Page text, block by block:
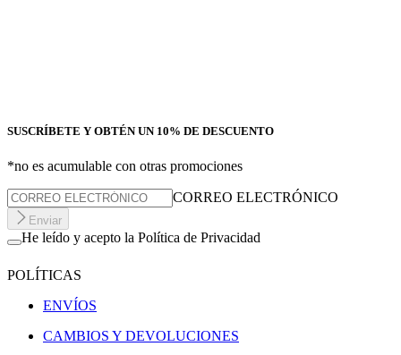
SUSCRÍBETE Y OBTÉN UN 10% DE DESCUENTO
*no es acumulable con otras promociones
CORREO ELECTRÓNICO
Enviar
He leído y acepto la Política de Privacidad
POLÍTICAS
ENVÍOS
CAMBIOS Y DEVOLUCIONES